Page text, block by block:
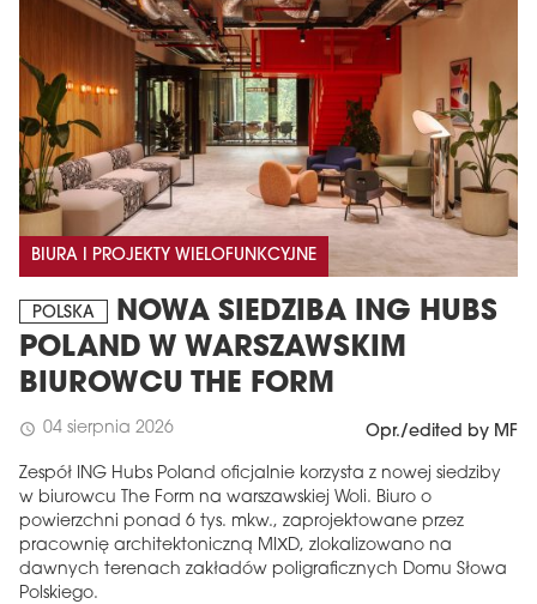
BIURA I PROJEKTY WIELOFUNKCYJNE
POLSKA
NOWA SIEDZIBA ING HUBS
POLAND W WARSZAWSKIM
BIUROWCU THE FORM
schedule 04 sierpnia 2026 Opr./edited by MF
Zespół ING Hubs Poland oficjalnie korzysta z nowej siedziby
w biurowcu The Form na warszawskiej Woli. Biuro o
powierzchni ponad 6 tys. mkw., zaprojektowane przez
pracownię architektoniczną MIXD, zlokalizowano na
dawnych terenach zakładów poligraficznych Domu Słowa
Polskiego.